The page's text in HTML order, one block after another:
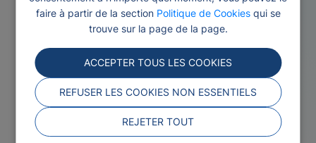
faire à partir de la section Politique de Cookiesqui se
trouve sur la page de la page.
ACCEPTER TOUS LES COOKIES
REFUSER LES COOKIES NON ESSENTIELS
REJETER TOUT